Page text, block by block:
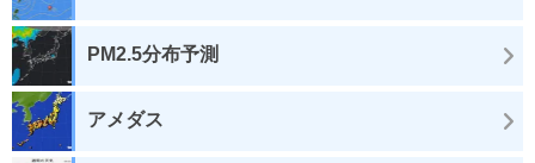
PM2.5分布予測
アメダス